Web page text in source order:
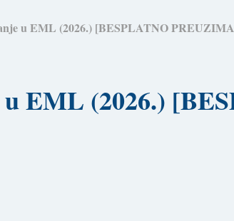
u EML (2026.) [BESPLATNO
EML (2026.)